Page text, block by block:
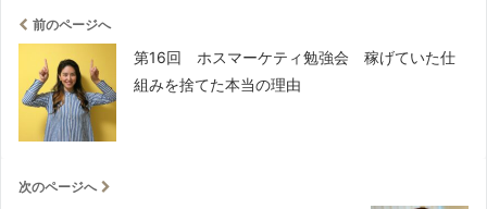
前のページへ
第16回 ホスマーケティ勉強会 稼げていた仕
組みを捨てた本当の理由
次のページへ